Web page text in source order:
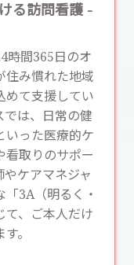
る訪問看護 -
時間365日のオ
住み慣れた地域
めて支援してい
では、日常の健
いった医療的ケ
看取りのサポー
やケアマネジャ
3A（明るく・
て、ご本人だけ
。